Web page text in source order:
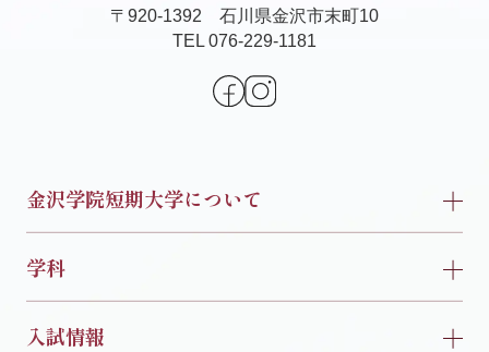
〒920-1392 石川県金沢市末町10
TEL 076-229-1181
金沢学院短期大学について
学科
入試情報